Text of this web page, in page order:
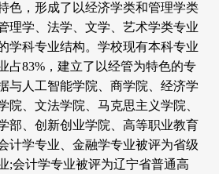
色，形成了以经济学类和管理学类
理学、法学、文学、艺术学类专业
学科专业结构。学校现有本科专业
占83%，建立了以经管为特色的专
与人工智能学院、商学院、经济学
院、文法学院、马克思主义学院、
部、创新创业学院、高等职业教育
计学专业、金融学专业被评为省级
;会计学专业被评为辽宁省普通高